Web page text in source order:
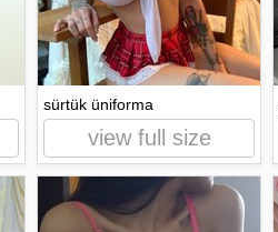
sürtük üniforma
view full size